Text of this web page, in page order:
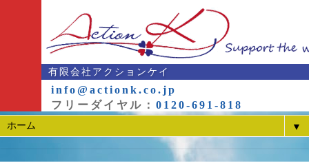
有限会社アクションケイ
info@actionk.co.jp
フリーダイヤル： 0120-691-818
▼